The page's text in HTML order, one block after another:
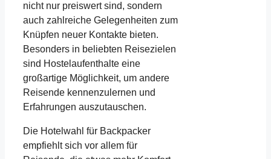
nicht nur preiswert sind, sondern
auch zahlreiche Gelegenheiten zum
Knüpfen neuer Kontakte bieten.
Besonders in beliebten Reisezielen
sind Hostelaufenthalte eine
großartige Möglichkeit, um andere
Reisende kennenzulernen und
Erfahrungen auszutauschen.
Die Hotelwahl für Backpacker
empfiehlt sich vor allem für